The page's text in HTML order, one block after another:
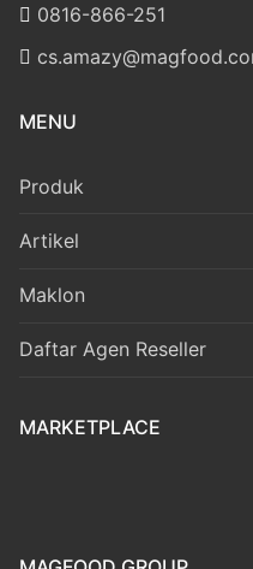
‪0816-866-251
MENU
Produk
Artikel
Maklon
Daftar Agen Reseller
MARKETPLACE